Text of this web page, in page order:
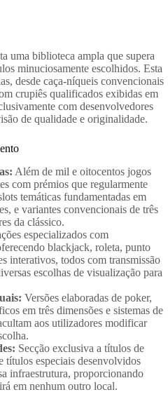
uma biblioteca ampla que supera
minuciosamente escolhidos. Esta
desde caça-níqueis convencionais
crupiês qualificados exibidas em
com desenvolvedores
de qualidade e originalidade.
Além de mil e oitocentos jogos
com prémios que regularmente
temáticas fundamentadas em
e variantes convencionais de três
da clássico.
especializados com
blackjack, roleta, punto
interativos, todos com transmissão
escolhas de visualização para
Versões elaboradas de poker,
em três dimensões e sistemas de
aos utilizadores modificar
Secção exclusiva a títulos de
títulos especiais desenvolvidos
infraestrutura, proporcionando
em nenhum outro local.